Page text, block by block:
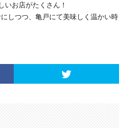
いお店がたくさん！
しつつ、亀戸にて美味しく温かい時